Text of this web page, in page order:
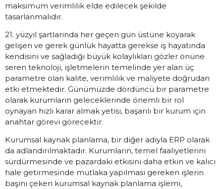
maksimum verimlilik elde edilecek şekilde
tasarlanmalıdır.
21. yüzyıl şartlarında her geçen gün üstüne koyarak
gelişen ve gerek günlük hayatta gerekse iş hayatında
kendisini ve sağladığı büyük kolaylıkları gözler önüne
seren teknoloji, işletmelerin temelinde yer alan üç
parametre olan kalite, verimlilik ve maliyete doğrudan
etki etmektedir. Günümüzde dördüncü bir parametre
olarak kurumların geleceklerinde önemli bir rol
oynayan hızlı karar almak yetisi, başarılı bir kurum için
anahtar görevi görecektir.
Kurumsal kaynak planlama, bir diğer adıyla ERP olarak
da adlandırılmaktadır. Kurumların, temel faaliyetlerini
sürdürmesinde ve pazardaki etkisini daha etkin ve kalıcı
hale getirmesinde mutlaka yapılması gereken işlerin
başını çeken kurumsal kaynak planlama işlemi,